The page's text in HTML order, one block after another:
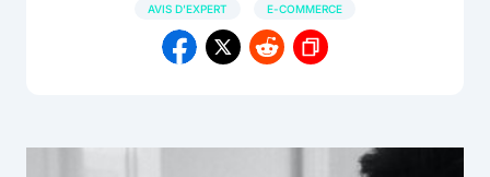
AVIS D'EXPERT E-COMMERCE